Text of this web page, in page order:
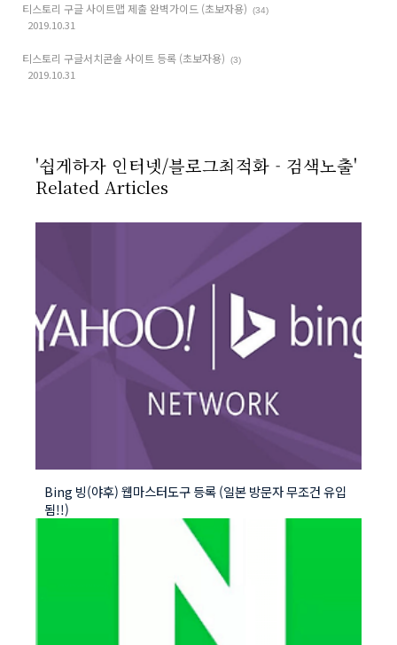
티스토리 구글 사이트맵 제출 완벽가이드 (초보자용) (34)
2019.10.31
티스토리 구글서치콘솔 사이트 등록 (초보자용) (3)
2019.10.31
'쉽게하자 인터넷/블로그최적화 - 검색노출'
Related Articles
Bing 빙(야후) 웹마스터도구 등록 (일본 방문자 무조건 유입
됨!!)